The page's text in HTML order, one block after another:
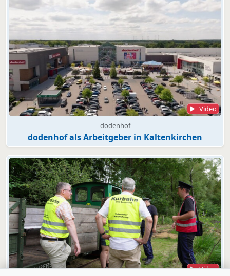
Video
dodenhof
dodenhof als Arbeitgeber in Kaltenkirchen
Video